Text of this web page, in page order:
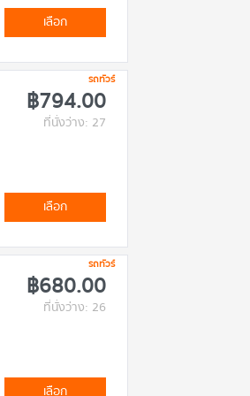
เลือก
รถทัวร์
฿794.00
ที่นั่งว่าง: 27
เลือก
รถทัวร์
฿680.00
ที่นั่งว่าง: 26
เลือก